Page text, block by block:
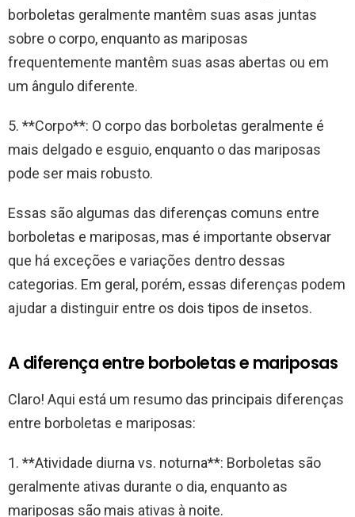
borboletas geralmente mantêm suas asas juntas
sobre o corpo, enquanto as mariposas
frequentemente mantêm suas asas abertas ou em
um ângulo diferente.
5. **Corpo**: O corpo das borboletas geralmente é
mais delgado e esguio, enquanto o das mariposas
pode ser mais robusto.
Essas são algumas das diferenças comuns entre
borboletas e mariposas, mas é importante observar
que há exceções e variações dentro dessas
categorias. Em geral, porém, essas diferenças podem
ajudar a distinguir entre os dois tipos de insetos.
A diferença entre borboletas e mariposas
Claro! Aqui está um resumo das principais diferenças
entre borboletas e mariposas:
1. **Atividade diurna vs. noturna**: Borboletas são
geralmente ativas durante o dia, enquanto as
mariposas são mais ativas à noite.